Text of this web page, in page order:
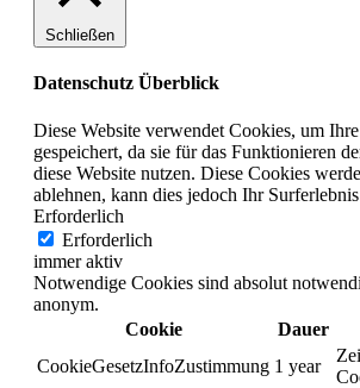
Schließen
Datenschutz Überblick
Diese Website verwendet Cookies, um
gespeichert, da sie für das Funktionieren
diese Website nutzen. Diese Cookies
ablehnen, kann dies jedoch Ihr
Erforderlich
Erforderlich
immer aktiv
Notwendige Cookies sind absolut
anonym.
Cookie
Dauer
CookieGesetzInfoZustimmung 1 year